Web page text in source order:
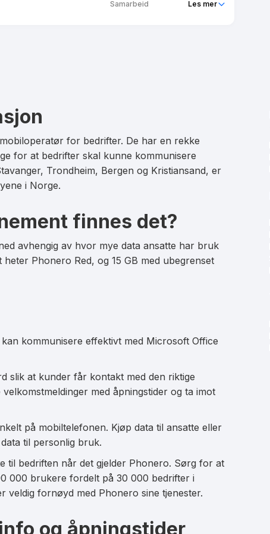
Samarbeid Les mer
for bedrifter. De har en rekke
for at bedrifter skal kunne kommunisere
Trondheim, Bergen og Kristiansand, er
i Norge.
finnes det?
avhengig av hvor mye data ansatte har bruk
Phonero Red, og 15 GB med ubegrenset
kommunisere effektivt med Microsoft Office
slik at kunder får kontakt med den riktige
med åpningstider og ta imot
på mobiltelefonen. Kjøp data til ansatte eller
til personlig bruk.
til bedriften når det gjelder Phonero. Sørg for at
000 brukere fordelt på 30 000 bedrifter i
veldig fornøyd med Phonero sine tjenester.
og åpningstider